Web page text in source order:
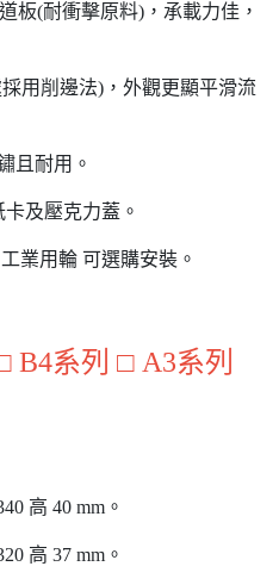
板(耐衝擊原料)，承載力佳，
用削邊法)，外觀更顯平滑流
且耐用。
及壓克力蓋。
業用輪 可選購安裝。
系列 □ A3系列
高 40 mm。
高 37 mm。